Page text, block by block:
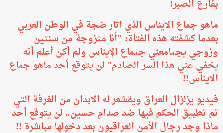
بفارغ الصبر!
ماهو جماع الايناس الذي اثار ضجة في الوطن العربي
بعدما كشفته هذه الفتاة: "أنا متزوجة من سنتين
وزوجي يجـ،ـامعني جـ،ـماع الإيناس ولم أكن أعلم أنه
يخفي عني هذا السر الصادم" لن يتوقع أحد ماهو جماع
الايناس!!
فيديو يزلزال العراق ويقشعر له الابدان من الغرفة التي
تم تطبيق الحكم فيها ضد صدام حسين.. لن يتوقع أحد
ماذا وجد رجال الأمن العراقيون بعد دخولها مباشرة !!